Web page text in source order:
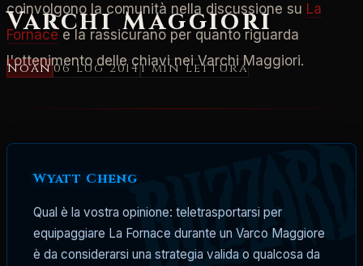
Varchi Maggiori
Noan06 lug 20141 minlettura
coinvolgono la comunità nella discussione su La
Fornace e la rassicurano per quanto riguarda
l'ottenimento delle chiavi nei Varchi Maggiori.
Wyatt Cheng
Qual è la vostra opinione: teletrasportarsi per
equipaggiare La Fornace durante un Varco Maggiore
è da considerarsi una strategia valida o qualcosa da